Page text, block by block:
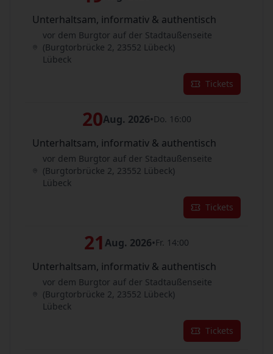
Unterhaltsam, informativ & authentisch
vor dem Burgtor auf der Stadtaußenseite
(Burgtorbrücke 2, 23552 Lübeck)
Lübeck
Tickets
20Aug. 2026•Do. 16:00
Unterhaltsam, informativ & authentisch
vor dem Burgtor auf der Stadtaußenseite
(Burgtorbrücke 2, 23552 Lübeck)
Lübeck
Tickets
21 Aug. 2026•Fr. 14:00
Unterhaltsam, informativ & authentisch
vor dem Burgtor auf der Stadtaußenseite
(Burgtorbrücke 2, 23552 Lübeck)
Lübeck
Tickets